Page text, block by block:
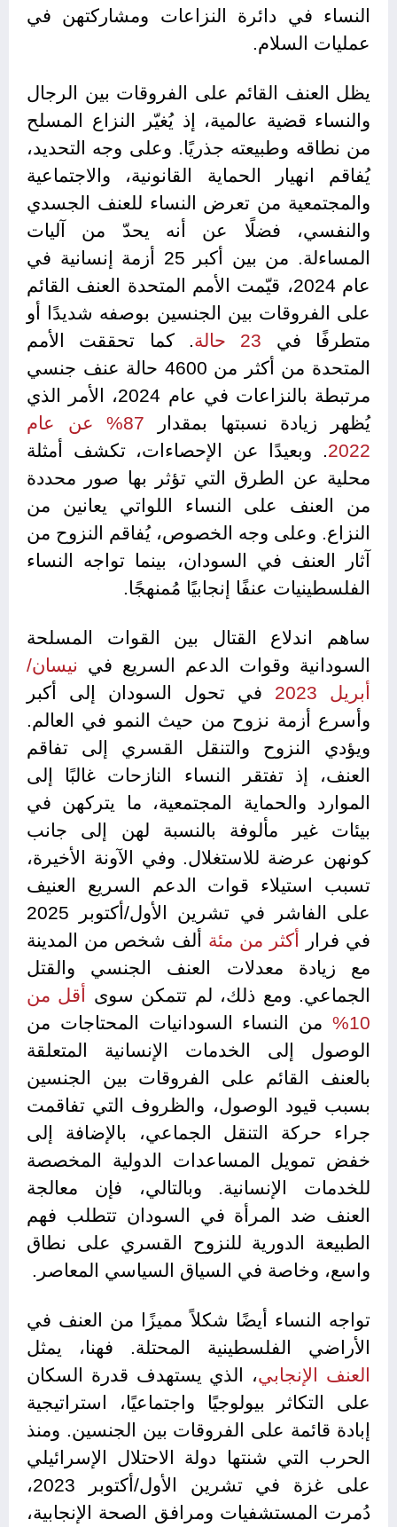
النساء في دائرة النزاعات ومشاركتهن في
عمليات السلام.
يظل العنف القائم على الفروقات بين الرجال
والنساء قضية عالمية، إذ يُغيّر النزاع المسلح
من نطاقه وطبيعته جذريًا. وعلى وجه التحديد،
يُفاقم انهيار الحماية القانونية، والاجتماعية
والمجتمعية من تعرض النساء للعنف الجسدي
والنفسي، فضلًا عن أنه يحدّ من آليات
المساءلة. من بين أكبر 25 أزمة إنسانية في
عام 2024، قيّمت الأمم المتحدة العنف القائم
على الفروقات بين الجنسين بوصفه شديدًا أو
متطرفًا في 23 حالة
. كما تحققت الأمم
المتحدة من أكثر من 4600 حالة عنف جنسي
مرتبطة بالنزاعات في عام 2024، الأمر الذي
يُظهر زيادة نسبتها بمقدار
87% عن عام
2022. وبعيدًا عن الإحصاءات، تكشف أمثلة
محلية عن الطرق التي تؤثر بها صور محددة
من العنف على النساء اللواتي يعانين من
النزاع. وعلى وجه الخصوص، يُفاقم النزوح من
آثار العنف في السودان، بينما تواجه النساء
الفلسطينيات عنفًا إنجابيًا مُمنهجًا.
ساهم اندلاع القتال بين القوات المسلحة
السودانية وقوات الدعم السريع في نيسان/
أبريل 2023
في تحول السودان إلى أكبر
وأسرع أزمة نزوح من حيث النمو في العالم.
ويؤدي النزوح والتنقل القسري إلى تفاقم
العنف، إذ تفتقر النساء النازحات غالبًا إلى
الموارد والحماية المجتمعية، ما يتركهن في
بيئات غير مألوفة بالنسبة لهن إلى جانب
كونهن عرضة للاستغلال. وفي الآونة الأخيرة،
تسبب استيلاء قوات الدعم السريع العنيف
على الفاشر في تشرين الأول/أكتوبر 2025
في فرار
أكثر من مئة ألف شخص من المدينة
مع زيادة معدلات العنف الجنسي والقتل
الجماعي. ومع ذلك، لم تتمكن سوى
أقل من
10%
من النساء السودانيات المحتاجات من
الوصول إلى الخدمات الإنسانية المتعلقة
بالعنف القائم على الفروقات بين الجنسين
بسبب قيود الوصول، والظروف التي تفاقمت
جراء حركة التنقل الجماعي، بالإضافة إلى
خفض تمويل المساعدات الدولية المخصصة
للخدمات الإنسانية. وبالتالي، فإن معالجة
العنف ضد المرأة في السودان تتطلب فهم
الطبيعة الدورية للنزوح القسري على نطاق
واسع، وخاصة في السياق السياسي المعاصر.
تواجه النساء أيضًا شكلاً مميزًا من العنف في
الأراضي الفلسطينية المحتلة. فهنا، يمثل
العنف الإنجابي، الذي يستهدف قدرة السكان
على التكاثر بيولوجيًا واجتماعيًا، استراتيجية
إبادة قائمة على الفروقات بين الجنسين. ومنذ
الحرب التي شنتها دولة الاحتلال الإسرائيلي
على غزة في تشرين الأول/أكتوبر 2023،
دُمرت المستشفيات ومرافق الصحة الإنجابية،